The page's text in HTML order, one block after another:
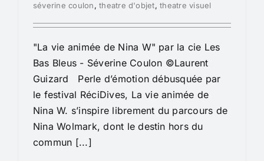
séverine coulon,theatre d'objet,theatre visuel
"La vie animée de Nina W" par la cie Les
Bas Bleus - Séverine Coulon ©Laurent
Guizard Perle d’émotion débusquée par
le festival RéciDives, La vie animée de
Nina W. s’inspire librement du parcours de
Nina Wolmark, dont le destin hors du
commun [...]